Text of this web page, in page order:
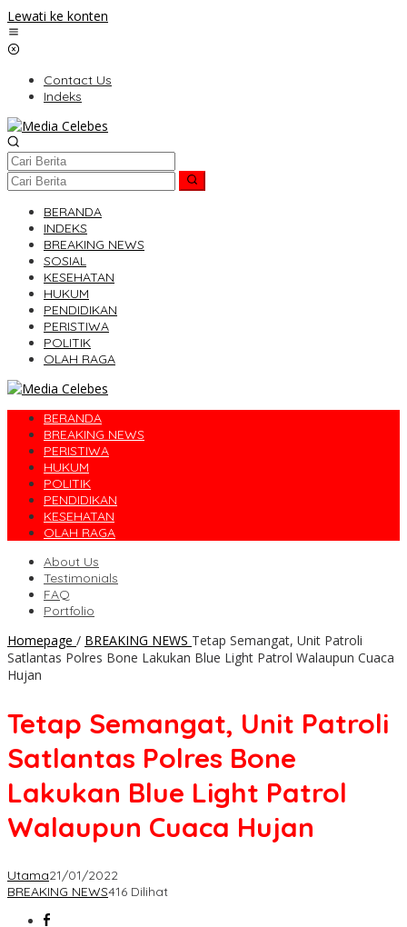
Lewati ke konten
Contact Us
Indeks
BERANDA
INDEKS
BREAKING NEWS
SOSIAL
KESEHATAN
HUKUM
PENDIDIKAN
PERISTIWA
POLITIK
OLAH RAGA
BERANDA
BREAKING NEWS
PERISTIWA
HUKUM
POLITIK
PENDIDIKAN
KESEHATAN
OLAH RAGA
About Us
Testimonials
FAQ
Portfolio
Homepage / BREAKING NEWS Tetap Semangat, Unit Patroli
Satlantas Polres Bone Lakukan Blue Light Patrol Walaupun Cuaca
Hujan
Tetap Semangat, Unit Patroli
Satlantas Polres Bone
Lakukan Blue Light Patrol
Walaupun Cuaca Hujan
Utama21/01/2022
BREAKING NEWS416 Dilihat